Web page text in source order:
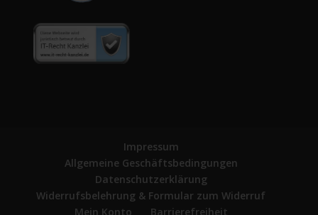
Impressum
Allgemeine Geschäftsbedingungen
Datenschutzerklärung
Widerrufsbelehrung & Formular zum Widerruf
Mein Konto
Barrierefreiheit